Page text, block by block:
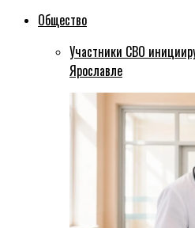
Общество
Участники СВО
Ярославле